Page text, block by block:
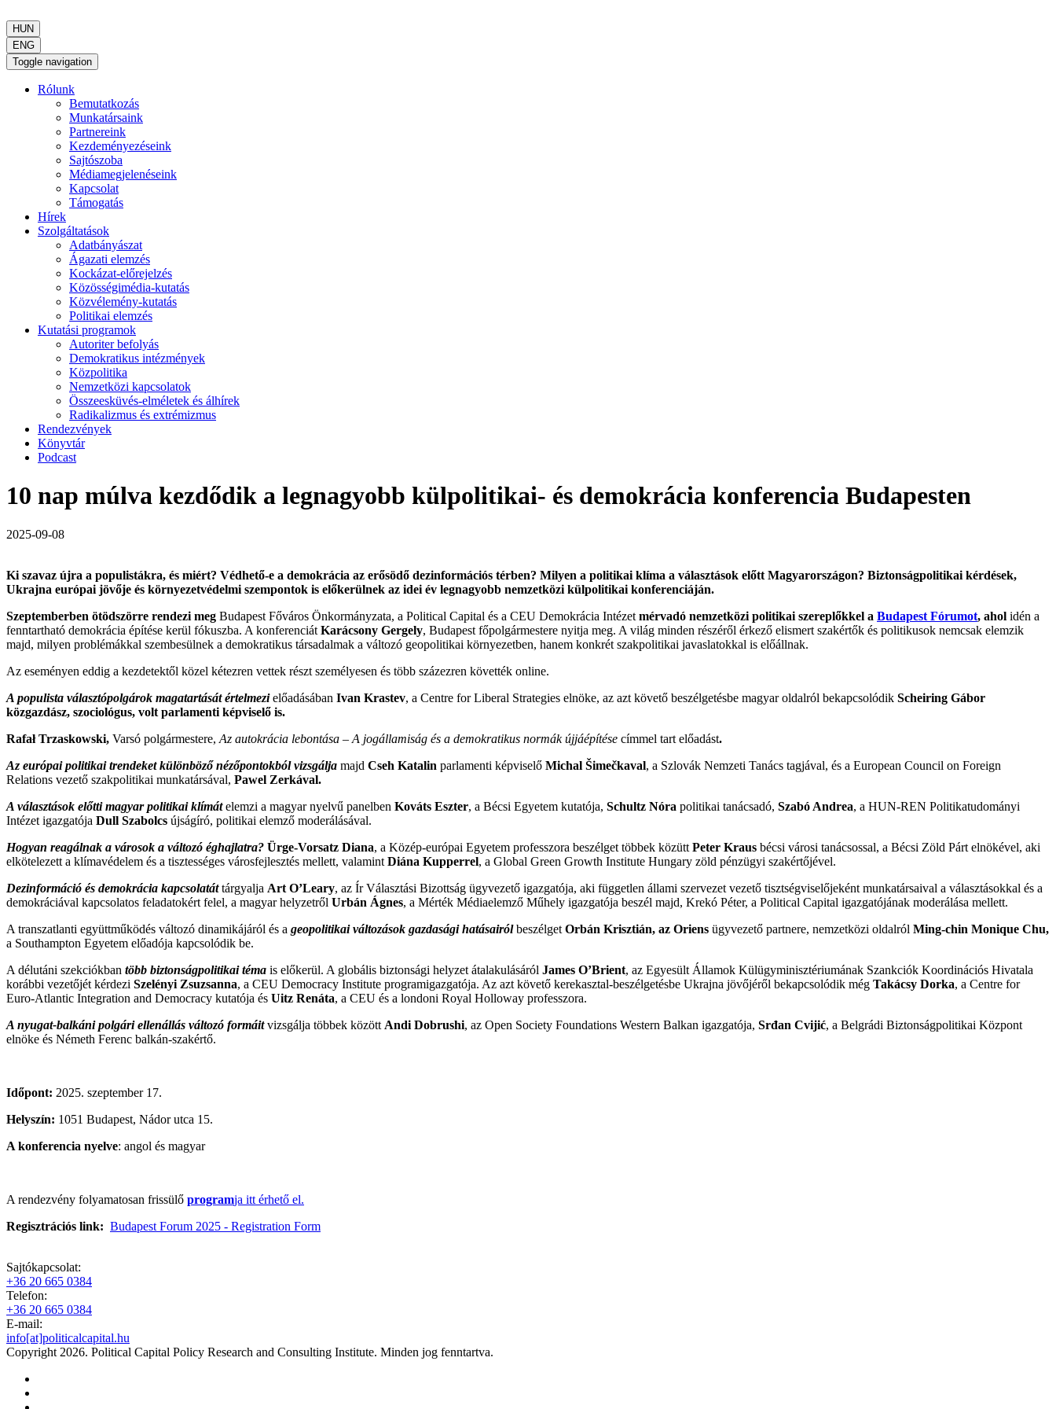
HUN
ENG
Toggle navigation
Rólunk
Bemutatkozás
Munkatársaink
Partnereink
Kezdeményezéseink
Sajtószoba
Médiamegjelenéseink
Kapcsolat
Támogatás
Hírek
Szolgáltatások
Adatbányászat
Ágazati elemzés
Kockázat-előrejelzés
Közösségimédia-kutatás
Közvélemény-kutatás
Politikai elemzés
Kutatási programok
Autoriter befolyás
Demokratikus intézmények
Közpolitika
Nemzetközi kapcsolatok
Összeesküvés-elméletek és álhírek
Radikalizmus és extrémizmus
Rendezvények
Könyvtár
Podcast
10 nap múlva kezdődik a legnagyobb külpolitikai- és demokrácia konferencia Budapesten
2025-09-08
Ki szavaz újra a populistákra, és miért? Védhető-e a demokrácia az erősödő dezinformációs térben? Milyen a politikai klíma a választások előtt Magyarországon? Biztonságpolitikai kérdések,
Ukrajna európai jövője és környezetvédelmi szempontok is előkerülnek az idei év legnagyobb nemzetközi külpolitikai konferenciáján.
Szeptemberben ötödszörre rendezi meg Budapest Főváros Önkormányzata, a Political Capital és a CEU Demokrácia Intézet mérvadó nemzetközi politikai szereplőkkel a Budapest Fórumot, ahol idén a
fenntartható demokrácia építése kerül fókuszba. A konferenciát Karácsony Gergely, Budapest főpolgármestere nyitja meg. A világ minden részéről érkező elismert szakértők és politikusok nemcsak elemzik
majd, milyen problémákkal szembesülnek a demokratikus társadalmak a változó geopolitikai környezetben, hanem konkrét szakpolitikai javaslatokkal is előállnak.
Az eseményen eddig a kezdetektől közel kétezren vettek részt személyesen és több százezren követték online.
A populista választópolgárok magatartását értelmezielőadásában Ivan Krastev, a Centre for Liberal Strategies elnöke, az azt követő beszélgetésbe magyar oldalról bekapcsolódik Scheiring Gábor
közgazdász, szociológus, volt parlamenti képviselő is.
Rafał Trzaskowski, Varsó polgármestere, Az autokrácia lebontása – A jogállamiság és a demokratikus normák újjáépítése címmel tart előadást.
Az európai politikai trendeket különböző nézőpontokból vizsgálja majd Cseh Katalin parlamenti képviselő Michal Šimečkaval, a Szlovák Nemzeti Tanács tagjával, és a European Council on Foreign
Relations vezető szakpolitikai munkatársával, Pawel Zerkával.
A választások előtti magyar politikai klímátelemzi a magyar nyelvű panelben Kováts Eszter, a Bécsi Egyetem kutatója, Schultz Nóra politikai tanácsadó, Szabó Andrea, a HUN-REN Politikatudományi
Intézet igazgatója Dull Szabolcs újságíró, politikai elemző moderálásával.
Hogyan reagálnak a városok a változó éghajlatra? Ürge-Vorsatz Diana, a Közép-európai Egyetem professzora beszélget többek közütt Peter Kraus bécsi városi tanácsossal, a Bécsi Zöld Párt elnökével, aki
elkötelezett a klímavédelem és a tisztességes városfejlesztés mellett, valamint Diána Kupperrel, a Global Green Growth Institute Hungary zöld pénzügyi szakértőjével.
Dezinformáció és demokrácia kapcsolatáttárgyalja Art O’Leary, az Ír Választási Bizottság ügyvezető igazgatója, aki független állami szervezet vezető tisztségviselőjeként munkatársaival a választásokkal és a
demokráciával kapcsolatos feladatokért felel, a magyar helyzetről Urbán Ágnes, a Mérték Médiaelemző Műhely igazgatója beszél majd, Krekó Péter, a Political Capital igazgatójának moderálása mellett.
A transzatlanti együttműködés változó dinamikájáról és a geopolitikai változások gazdasági hatásairólbeszélget Orbán Krisztián, az Oriens ügyvezető partnere, nemzetközi oldalról Ming-chin Monique Chu,
a Southampton Egyetem előadója kapcsolódik be.
A délutáni szekciókban több biztonságpolitikai téma is előkerül. A globális biztonsági helyzet átalakulásáról James O’Brient, az Egyesült Államok Külügyminisztériumának Szankciók Koordinációs Hivatala
korábbi vezetőjét kérdezi Szelényi Zsuzsanna, a CEU Democracy Institute programigazgatója. Az azt követő kerekasztal-beszélgetésbe Ukrajna jövőjéről bekapcsolódik még Takácsy Dorka, a Centre for
Euro-Atlantic Integration and Democracy kutatója és Uitz Renáta, a CEU és a londoni Royal Holloway professzora.
A nyugat-balkáni polgári ellenállás változó formáitvizsgálja többek között Andi Dobrushi, az Open Society Foundations Western Balkan igazgatója, Srđan Cvijić, a Belgrádi Biztonságpolitikai Központ
elnöke és Németh Ferenc balkán-szakértő.
Időpont: 2025. szeptember 17.
Helyszín: 1051 Budapest, Nádor utca 15.
A konferencia nyelve: angol és magyar
A rendezvény folyamatosan frissülő programja itt érhető el.
Regisztrációs link: Budapest Forum 2025 - Registration Form
Sajtókapcsolat:
+36 20 665 0384
Telefon:
+36 20 665 0384
E-mail:
info[at]politicalcapital.hu
Copyright 2026. Political Capital Policy Research and Consulting Institute. Minden jog fenntartva.